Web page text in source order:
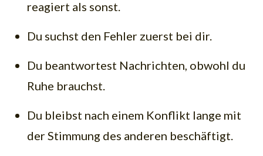
reagiert als sonst.
Du suchst den Fehler zuerst bei dir.
Du beantwortest Nachrichten, obwohl du
Ruhe brauchst.
Du bleibst nach einem Konflikt lange mit
der Stimmung des anderen beschäftigt.